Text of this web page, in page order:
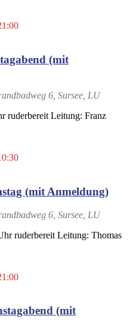
(mit
6, Sursee, LU
ruderbereit Leitung: Franz
(mit Anmeldung)
6, Sursee, LU
ruderbereit Leitung: Thomas
(mit